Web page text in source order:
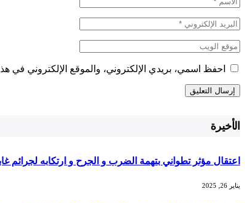
احفظ اسمي، بريدي الإلكتروني، والموقع الإلكتروني في
الأخيرة
اعتقال مؤثر تطواني بتهمة الضرب و الجرح و ارتكابه لجرائم
يناير 26, 2025